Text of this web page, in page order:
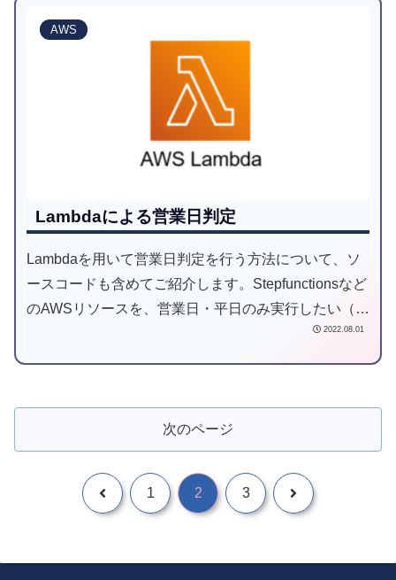
AWS
Lambdaによる営業日判定
Lambdaを用いて営業日判定を行う方法について、ソ
ースコードも含めてご紹介します。Stepfunctionsなど
のAWSリソースを、営業日・平日のみ実行したい（祝
日や年末年始などの会社休日は実行したくない）場合
2022.08.01
次のページ
1 2 3